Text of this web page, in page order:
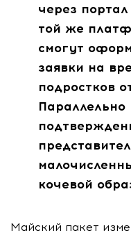
через
той же
смогут
заявки на
подростков
Параллельно
кочевой
Майский пакет